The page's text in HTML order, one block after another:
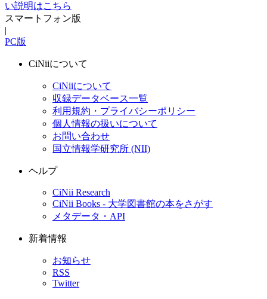
い説明はこちら
スマートフォン版
|
PC版
CiNiiについて
CiNiiについて
収録データベース一覧
利用規約・プライバシーポリシー
個人情報の扱いについて
お問い合わせ
国立情報学研究所 (NII)
ヘルプ
CiNii Research
CiNii Books - 大学図書館の本をさがす
メタデータ・API
新着情報
お知らせ
RSS
Twitter